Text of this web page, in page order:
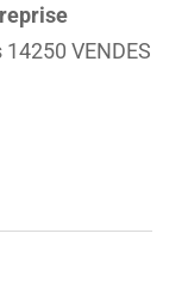
VENDES